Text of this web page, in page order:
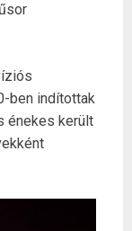
ben indítottak
énekes került